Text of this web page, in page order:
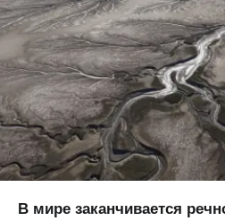
В мире заканчивается